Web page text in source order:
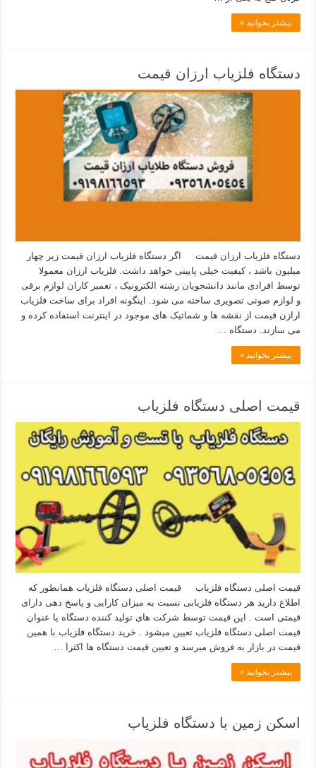
بیشتر بخوانید »
دستگاه فلزیاب ارزان قیمت
دستگاه فلزیاب ارزان قیمت اگر دستگاه فلزیاب ارزان قیمت زیر چهار
میلیون باشد ، کیفیت خیلی پایینی خواهد داشت. فلزیاب ارزان معمولا
توسط افرادی مانند دانشجویان رشته الکترونیک ، تعمیر کاران لوازم برقی
و لوازم صوتی تصویری ساخته می شود. اینگونه افراد برای ساخت فلزیاب
ارازن قیمت از نقشه ها و شماتیک های موجود در اینترنت استفاده کرده و
می سازند. دستگاه …
بیشتر بخوانید »
قیمت اصلی دستگاه فلزیاب
قیمت اصلی دستگاه فلزیاب قیمت اصلی دستگاه فلزیاب همانطور که
اطلاع دارید هر دستگاه فلزیابی نسبت به میزان کارایی و پاسخ دهی دارای
قیمتی است . این قیمت توسط شرکت های تولید کننده دستگاه یا عنوان
قیمت اصلی دستگاه فلزیاب تعیین میشود . خرید دستگاه فلزیاب با همین
قیمت در بازار به فروش میرسد و تعیین قیمت دستگاه ها اکثرا …
بیشتر بخوانید »
اسکن زمین با دستگاه فلزیاب